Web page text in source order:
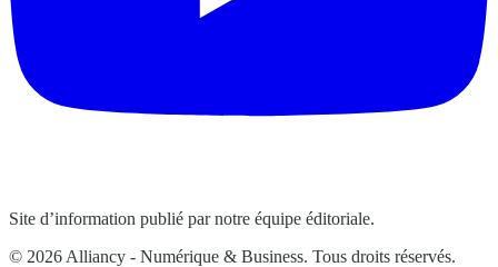
Site d’information publié par notre équipe éditoriale.
© 2026 Alliancy - Numérique & Business. Tous droits réservés.